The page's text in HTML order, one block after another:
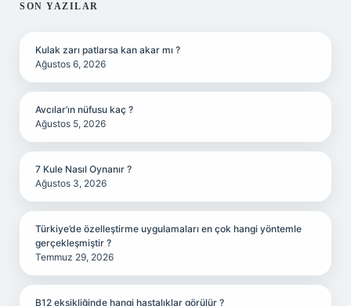
SIDEBAR
SON YAZILAR
Kulak zarı patlarsa kan akar mı ?
Ağustos 6, 2026
Avcılar’ın nüfusu kaç ?
Ağustos 5, 2026
7 Kule Nasıl Oynanır ?
Ağustos 3, 2026
Türkiye’de özelleştirme uygulamaları en çok hangi yöntemle
gerçekleşmiştir ?
Temmuz 29, 2026
B12 eksikliğinde hangi hastalıklar görülür ?